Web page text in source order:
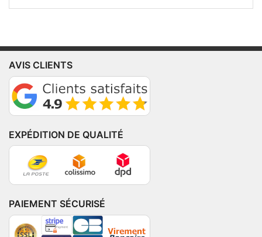
AVIS CLIENTS
EXPÉDITION DE QUALITÉ
PAIEMENT SÉCURISÉ